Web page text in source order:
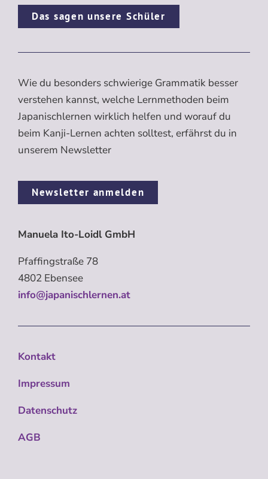
Das sagen unsere Schüler
Wie du besonders schwierige Grammatik besser
verstehen kannst, welche Lernmethoden beim
Japanischlernen wirklich helfen und worauf du
beim Kanji-Lernen achten solltest, erfährst du in
unserem Newsletter
Newsletter anmelden
Manuela Ito-Loidl GmbH
Pfaffingstraße 78
4802 Ebensee
info@japanischlernen.at
Kontakt
Impressum
Datenschutz
AGB